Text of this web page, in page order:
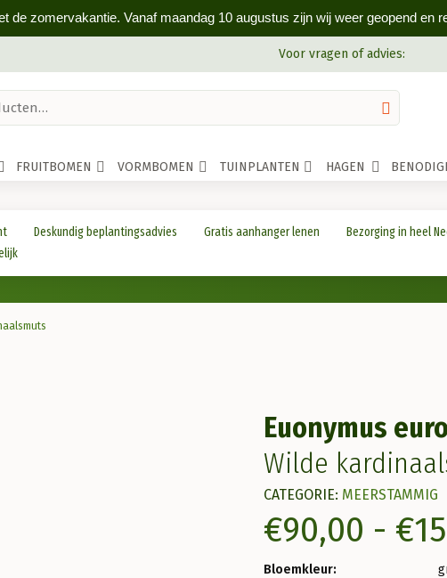
de zomervakantie. Vanaf maandag 10 augustus zijn wij weer geopend en
Voor vragen of advies:
FRUITBOMEN VORMBOMEN TUINPLANTEN HAGEN
Deskundig beplantingsadvies Gratis aanhanger lenen
Bezorging in heel
Euonymus
Wilde
CATEGORIE: MEERSTAMMIG
€90,00 - €
Bloemkleur: